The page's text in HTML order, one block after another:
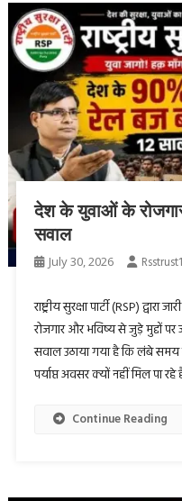
देश के युवाओं के रोजगार
सवाल
July 30, 2026
राष्ट्रीय सुरक्षा पार्टी (RSP)
रोजगार और भविष्य से जुड़े मुद्दों
सवाल उठाया गया है कि लंबे
पर्याप्त अवसर क्यों नहीं मिल पा
Continue Reading